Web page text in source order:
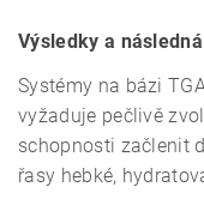
Výsledky a
Systémy na bázi
vyžaduje pečlivě
schopnosti začlenit
řasy hebké,